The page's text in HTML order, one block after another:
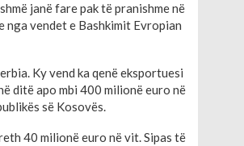
janë fare pak të pranishme në
nga vendet e Bashkimit Evropian
Ky vend ka qenë eksportuesi
ditë apo mbi 400 milionë euro në
së Kosovës.
40 milionë euro në vit. Sipas të